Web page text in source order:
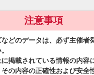
注意事項
どのデータは、必ず主催者
掲載されている情報の内容
の内容の正確性および安全